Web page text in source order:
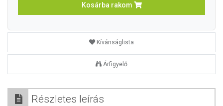
Kosárba rakom
Kívánságlista
Árfigyelő
Részletes leírás